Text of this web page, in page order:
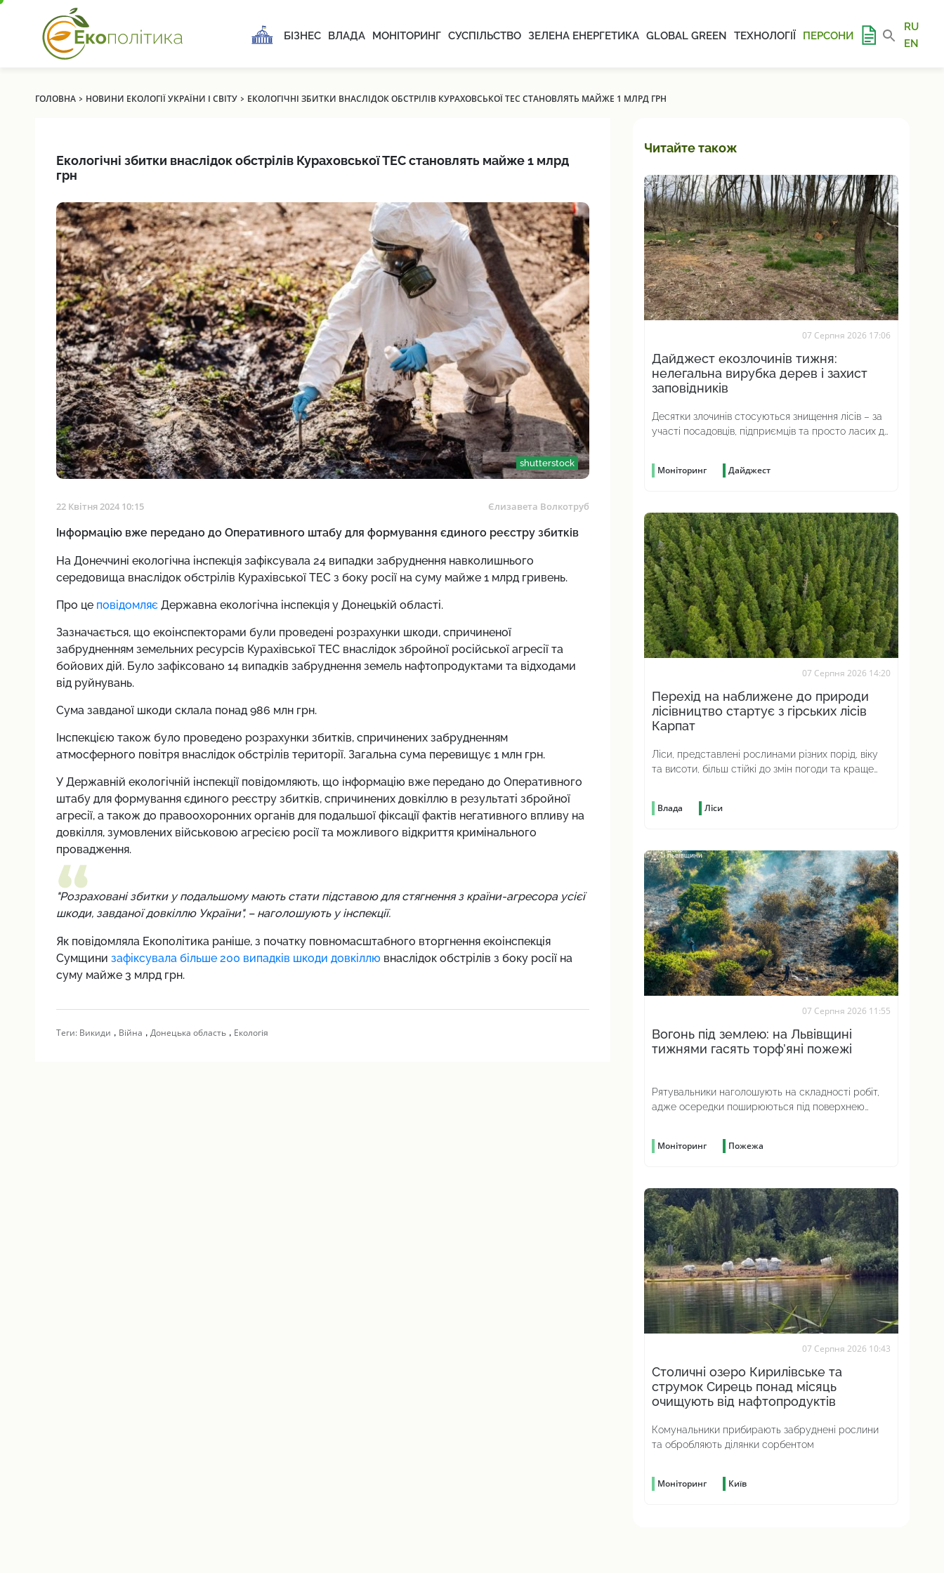
БІЗНЕС ВЛАДА МОНІТОРИНГ СУСПІЛЬСТВО ЗЕЛЕНА ЕНЕРГЕТИКА GLOBAL GREEN ТЕХНОЛОГІЇ ПЕРСОНИ
RU
EN
ГОЛОВНА› НОВИНИ ЕКОЛОГІЇ УКРАЇНИ І СВІТУ› ЕКОЛОГІЧНІ ЗБИТКИ ВНАСЛІДОК ОБСТРІЛІВ КУРАХОВСЬКОЇ ТЕС СТАНОВЛЯТЬ МАЙЖЕ 1 МЛРД ГРН
Екологічні збитки внаслідок обстрілів Кураховської ТЕС становлять майже 1 млрд
грн
shutterstock
22 Квітня 2024 10:15 Єлизавета Волкотруб
Інформацію вже передано до Оперативного штабу для формування єдиного реєстру збитків
На Донеччині екологічна інспекція зафіксувала 24 випадки забруднення навколишнього
середовища внаслідок обстрілів Курахівської ТЕС з боку росії на суму майже 1 млрд гривень.
Про це повідомляєДержавна екологічна інспекція у Донецькій області.
Зазначається, що екоінспекторами були проведені розрахунки шкоди, спричиненої
забрудненням земельних ресурсів Курахівської ТЕС внаслідок збройної російської агресії та
бойових дій. Було зафіксовано 14 випадків забруднення земель нафтопродуктами та відходами
від руйнувань.
Сума завданої шкоди склала понад 986 млн грн.
Інспекцією також було проведено розрахунки збитків, спричинених забрудненням
атмосферного повітря внаслідок обстрілів території. Загальна сума перевищує 1 млн грн.
У Державній екологічній інспекції повідомляють, що інформацію вже передано до Оперативного
штабу для формування єдиного реєстру збитків, спричинених довкіллю в результаті збройної
агресії, а також до правоохоронних органів для подальшої фіксації фактів негативного впливу на
довкілля, зумовлених військовою агресією росії та можливого відкриття кримінального
провадження.
"Розраховані збитки у подальшому мають стати підставою для стягнення з країни-агресора усієї
шкоди, завданої довкіллю України", – наголошують у інспекції.
Як повідомляла Екополітика раніше, з початку повномасштабного вторгнення екоінспекція
Сумщини зафіксувала більше 200 випадків шкоди довкіллю внаслідок обстрілів з боку росії на
суму майже 3 млрд грн.
Теги: Викиди , Війна , Донецька область, Екологія
Читайте також
07 Серпня 2026 17:06
Дайджест екозлочинів тижня:
нелегальна вирубка дерев і захист
заповідників
Десятки злочинів стосуються знищення лісів – за
участі посадовців, підприємців та просто ласих до
Моніторинг Дайджест
07 Серпня 2026 14:20
Перехід на наближене до природи
лісівництво стартує з гірських лісів
Карпат
Ліси, представлені рослинами різних порід, віку
та висоти, більш стійкі до змін погоди та краще
Влада Ліси
07 Серпня 2026 11:55
Вогонь під землею: на Львівщині
тижнями гасять торф’яні пожежі
Рятувальники наголошують на складності робіт,
адже осередки поширюються під поверхнею
Моніторинг Пожежа
07 Серпня 2026 10:43
Столичні озеро Кирилівське та
струмок Сирець понад місяць
очищують від нафтопродуктів
Комунальники прибирають забруднені рослини
та обробляють ділянки сорбентом
Моніторинг Київ